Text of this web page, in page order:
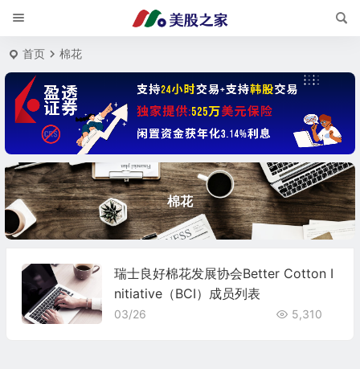
首页 棉花
棉花
瑞士良好棉花发展协会Better Cotton I
nitiative（BCI）成员列表
03/26 5,310